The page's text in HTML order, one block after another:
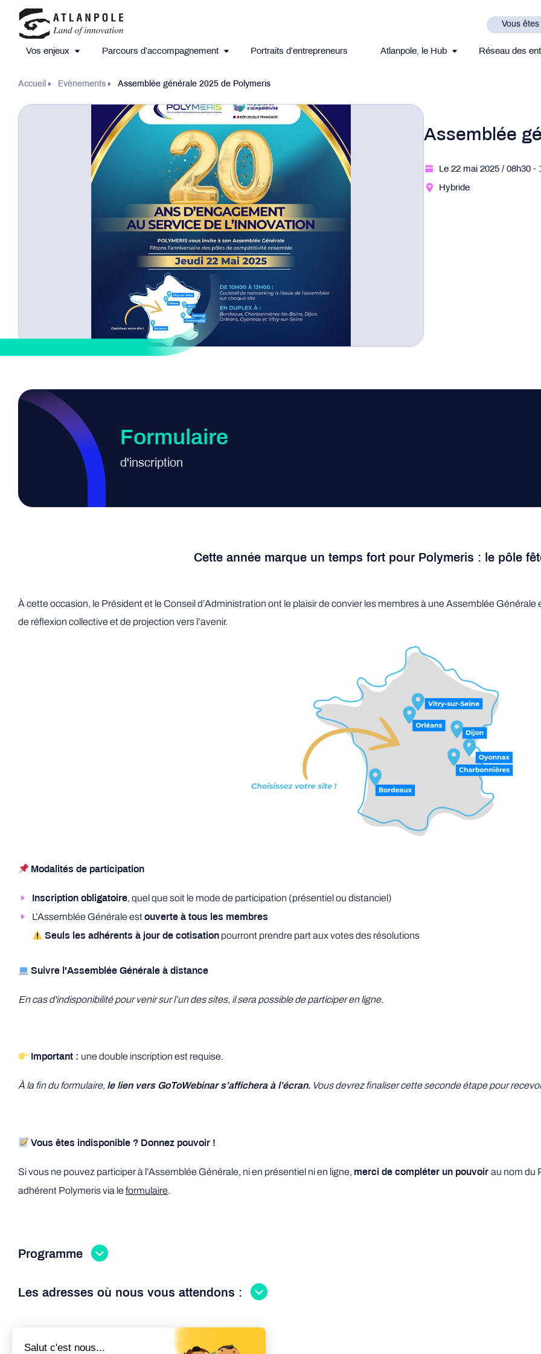
Vous êtes
Vos enjeux Parcours d’accompagnement Portraits d’entrepreneurs Atlanpole, le Hub Réseau des
Accueil Evènements Assemblée générale 2025 de Polymeris
Assemblée
Le 22 mai 2025 / 08h30 -
Hybride
Formulaire
d'inscription
Cette année marque un temps fort pour Polymeris : le pôle
À cette occasion, le Président et le Conseil d’Administration ont le plaisir de convier les membres à une Assemblée
de réflexion collective et de projection vers l’avenir.
Modalités de participation
Inscription obligatoire, quel que soit le mode de participation (présentiel ou distanciel)
L’Assemblée Générale est ouverte à tous les membres
Seuls les adhérents à jour de cotisation pourront prendre part aux votes des résolutions
Suivre l'Assemblée Générale à distance
En cas d'indisponibilité pour venir sur l’un des sites, il sera possible de participer en ligne.
Important : une double inscription est requise.
À la fin du formulaire, le lien vers GoToWebinar s’affichera à l’écran. Vous devrez finaliser cette seconde étape pour
Vous êtes indisponible ? Donnez pouvoir !
Si vous ne pouvez participer à l’Assemblée Générale, ni en présentiel ni en ligne, merci de compléter un pouvoir au nom du
adhérent Polymeris via le formulaire.
Programme
Les adresses où nous vous attendons :